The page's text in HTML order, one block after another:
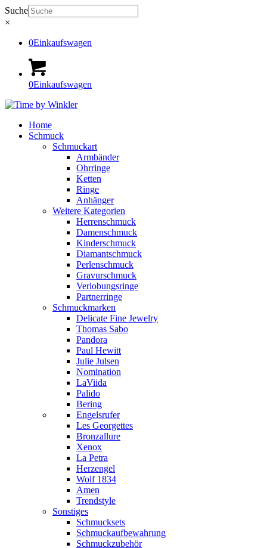
Suche
×
0Einkaufswagen
0Einkaufswagen
Home
Schmuck
Schmuckart
Armbänder
Ohrringe
Ketten
Ringe
Anhänger
Weitere Kategorien
Herrenschmuck
Damenschmuck
Kinderschmuck
Diamantschmuck
Perlenschmuck
Gravurschmuck
Verlobungsringe
Partnerringe
Schmuckmarken
Delicate Fine Jewelry
Thomas Sabo
Pandora
Paul Hewitt
Julie Julsen
Nomination
LaViida
Palido
Bering
Engelsrufer
Les Georgettes
Bronzallure
Xenox
La Petra
Herzengel
Wolf 1834
Amen
Trendstyle
Sonstiges
Schmucksets
Schmuckaufbewahrung
Schmuckzubehör